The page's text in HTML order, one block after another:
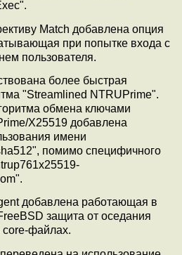
Match добавлена опция
при попытке входа с
пользователя.
более быстрая
"Streamlined NTRUPrime".
обмена ключами
X25519 добавлена
имени
помимо специфичного
добавлена работающая в
защита от оседания
core-файлах.